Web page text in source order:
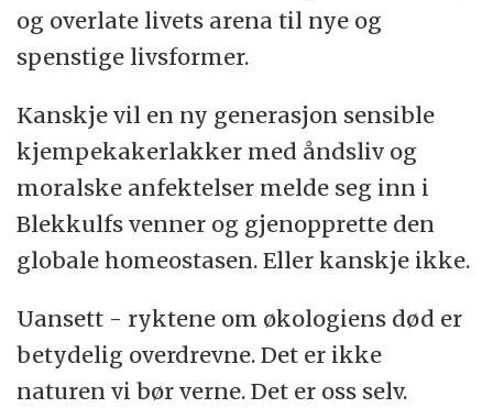
og overlate livets arena til nye og
spenstige livsformer.
Kanskje vil en ny generasjon sensible
kjempekakerlakker med åndsliv og
moralske anfektelser melde seg inn i
Blekkulfs venner og gjenopprette den
globale homeostasen. Eller kanskje ikke.
Uansett - ryktene om økologiens død er
betydelig overdrevne. Det er ikke
naturen vi bør verne. Det er oss selv.